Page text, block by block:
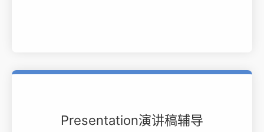
Presentation演讲稿辅导